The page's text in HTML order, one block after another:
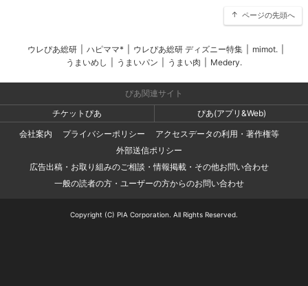
ページの先頭へ
ウレぴあ総研 ハピママ* ウレぴあ総研 ディズニー特集 mimot.
うまいめし
うまいパン うまい肉 Medery.
ぴあ関連サイト
チケットぴあ
ぴあ(アプリ&Web)
会社案内
プライバシーポリシー
アクセスデータの利用・著作権等
外部送信ポリシー
広告出稿・お取り組みのご相談・情報掲載・その他お問い合わせ
一般の読者の方・ユーザーの方からのお問い合わせ
Copyright (C) PIA Corporation. All Rights Reserved.